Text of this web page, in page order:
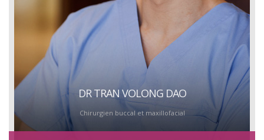
DR TRAN VOLONG DAO
Chirurgien buccal et maxillofacial